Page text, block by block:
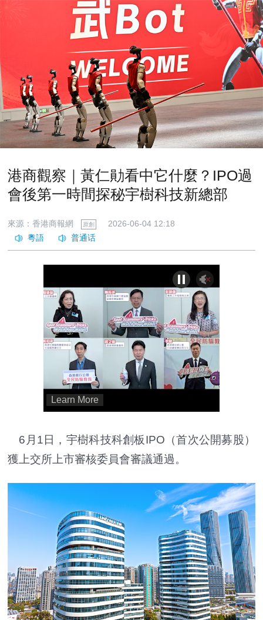
港商觀察｜黃仁勛看中它什麼？IPO過
會後第一時間探秘宇樹科技新總部
來源：香港商報網 原創 2026-06-04 12:18
6月1日，宇樹科技科創板IPO（首次公開募股）
獲上交所上市審核委員會審議通過。